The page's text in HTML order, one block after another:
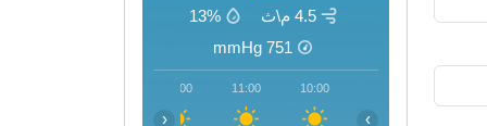
4.5 م\ث
13%
751
mmHg
10:00
11:00
12:00
‹ ›